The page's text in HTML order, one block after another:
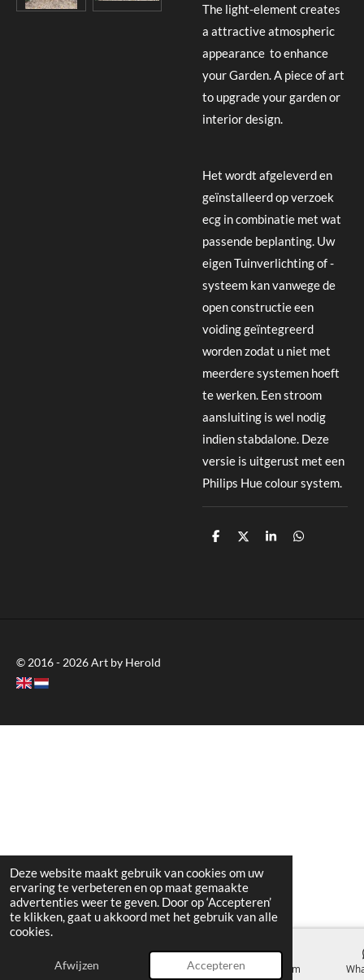
Deze website maakt gebruik van cookies om uw
ervaring te verbeteren en op maat gemaakte
advertenties weer te geven. Door op ‘Accepteren’
te klikken, gaat u akkoord met het gebruik van alle
cookies.
Afwijzen Accepteren
The light-element creates
a attractive atmospheric
appearance to enhance
your Garden. A piece of art
to upgrade your garden or
interior design.
Het wordt afgeleverd en
geïnstalleerd op verzoek
ecg in combinatie met wat
passende beplanting. Uw
eigen Tuinverlichting of -
systeem kan vanwege de
open constructie een
voiding geïntegreerd
worden zodat u niet met
meerdere systemen hoeft
te werken. Een stroom
aansluiting is wel nodig
indien stabdalone. Deze
versie is uitgerust met een
Philips Hue colour system.
D
D
S
D
© 2016 - 2026 Art by Herold
E-mailadres Telefoonnummer Instagram